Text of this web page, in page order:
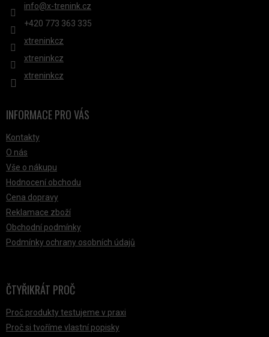
info@x-trenink.cz
+420 ‭773 363 335
xtreninkcz
xtreninkcz
xtreninkcz
INFORMACE PRO VÁS
Kontakty
O nás
Vše o nákupu
Hodnocení obchodu
Cena dopravy
Reklamace zboží
Obchodní podmínky
Podmínky ochrany osobních údajů
ČTYŘIKRÁT PROČ
Proč produkty testujeme v praxi
Proč si tvoříme vlastní popisky